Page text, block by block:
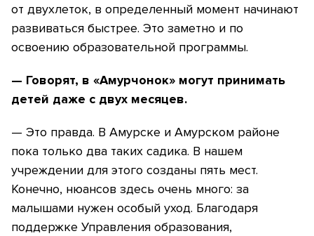
от двухлеток, в определенный момент начинают
развиваться быстрее. Это заметно и по
освоению образовательной программы.
— Говорят, в «Амурчонок» могут принимать
детей даже с двух месяцев.
— Это правда. В Амурске и Амурском районе
пока только два таких садика. В нашем
учреждении для этого созданы пять мест.
Конечно, нюансов здесь очень много: за
малышами нужен особый уход. Благодаря
поддержке Управления образования,